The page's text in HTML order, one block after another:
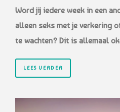
Word jij iedere week in een
alleen seks met je verkering
te wachten? Dit is allemaal
LEES VERDER